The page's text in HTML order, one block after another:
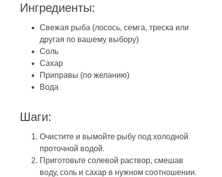
Ингредиенты:
Свежая рыба (лосось, семга, треска или
другая по вашему выбору)
Соль
Сахар
Приправы (по желанию)
Вода
Шаги:
Очистите и вымойте рыбу под холодной
проточной водой.
Приготовьте солевой раствор, смешав
воду, соль и сахар в нужном соотношении.